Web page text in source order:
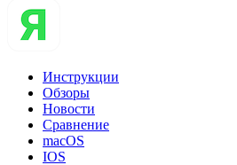
Инструкции
Обзоры
Новости
Сравнение
macOS
IOS